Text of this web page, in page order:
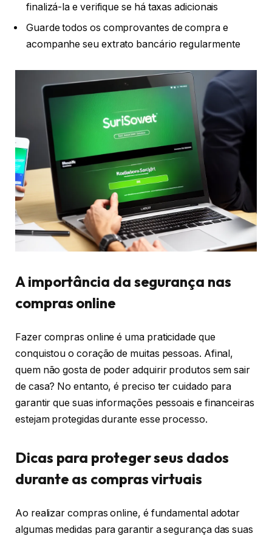
finalizá-la e verifique se há taxas adicionais
Guarde todos os comprovantes de compra e
acompanhe seu extrato bancário regularmente
A importância da segurança nas
compras online
Fazer compras online é uma praticidade que
conquistou o coração de muitas pessoas. Afinal,
quem não gosta de poder adquirir produtos sem sair
de casa? No entanto, é preciso ter cuidado para
garantir que suas informações pessoais e financeiras
estejam protegidas durante esse processo.
Dicas para proteger seus dados
durante as compras virtuais
Ao realizar compras online, é fundamental adotar
algumas medidas para garantir a segurança das suas